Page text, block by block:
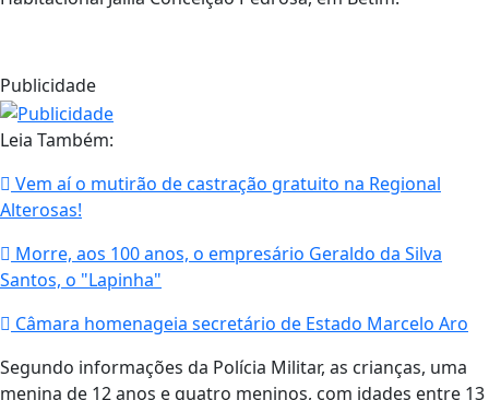
Publicidade
Leia Também:
Vem aí o mutirão de castração gratuito na Regional
Alterosas!
Morre, aos 100 anos, o empresário Geraldo da Silva
Santos, o "Lapinha"
Câmara homenageia secretário de Estado Marcelo Aro
Segundo informações da Polícia Militar, as crianças, uma
menina de 12 anos e quatro meninos, com idades entre 13